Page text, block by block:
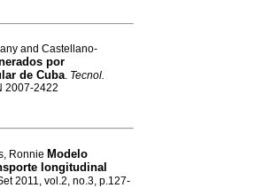
and Castellano-
por
de Cuba. Tecnol.
2007-2422
Ronnie Modelo
longitudinal
2011, vol.2, no.3, p.127-